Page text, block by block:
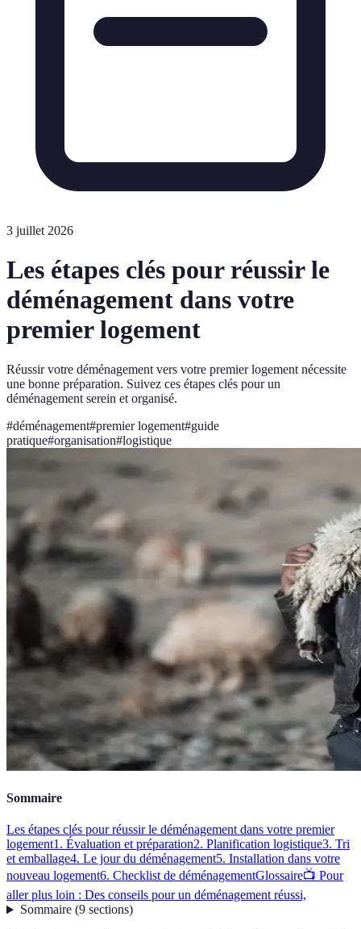
3 juillet 2026
Les étapes clés pour réussir le
déménagement dans votre
premier logement
Réussir votre déménagement vers votre premier logement nécessite
une bonne préparation. Suivez ces étapes clés pour un
déménagement serein et organisé.
#déménagement#premier logement#guide
pratique#organisation#logistique
Sommaire
Les étapes clés pour réussir le déménagement dans votre premier
logement1. Évaluation et préparation2. Planification logistique3. Tri
et emballage4. Le jour du déménagement5. Installation dans votre
nouveau logement6. Checklist de déménagementGlossaire📺 Pour
aller plus loin : Des conseils pour un déménagement réussi,
Sommaire(9 sections)